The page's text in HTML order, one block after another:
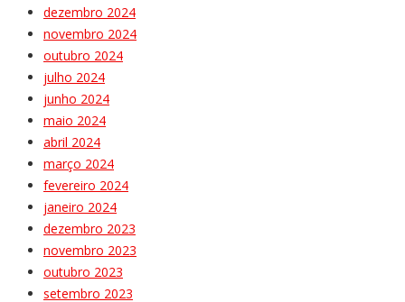
dezembro 2024
novembro 2024
outubro 2024
julho 2024
junho 2024
maio 2024
abril 2024
março 2024
fevereiro 2024
janeiro 2024
dezembro 2023
novembro 2023
outubro 2023
setembro 2023